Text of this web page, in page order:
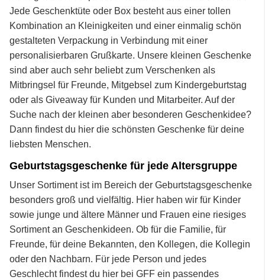
Jede Geschenktüte oder Box besteht aus einer tollen
Kombination an Kleinigkeiten und einer einmalig schön
gestalteten Verpackung in Verbindung mit einer
personalisierbaren Grußkarte. Unsere kleinen Geschenke
sind aber auch sehr beliebt zum Verschenken als
Mitbringsel für Freunde, Mitgebsel zum Kindergeburtstag
oder als Giveaway für Kunden und Mitarbeiter. Auf der
Suche nach der kleinen aber besonderen Geschenkidee?
Dann findest du hier die schönsten Geschenke für deine
liebsten Menschen.
Geburtstagsgeschenke für jede Altersgruppe
Unser Sortiment ist im Bereich der Geburtstagsgeschenke
besonders groß und vielfältig. Hier haben wir für Kinder
sowie junge und ältere Männer und Frauen eine riesiges
Sortiment an Geschenkideen. Ob für die Familie, für
Freunde, für deine Bekannten, den Kollegen, die Kollegin
oder den Nachbarn. Für jede Person und jedes
Geschlecht findest du hier bei GFF ein passendes